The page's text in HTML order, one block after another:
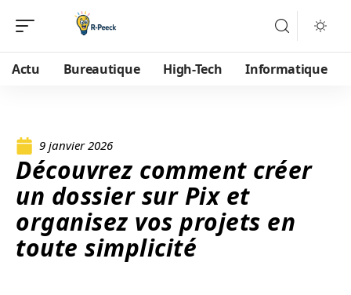
Actu Bureautique High-Tech Informatique
9 janvier 2026
Découvrez comment créer
un dossier sur Pix et
organisez vos projets en
toute simplicité